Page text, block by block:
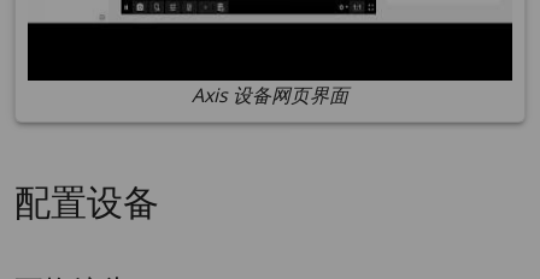
Axis 设备网页界面
配置设备